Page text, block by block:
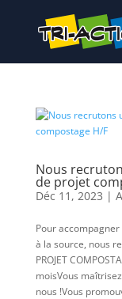
Nous
de projet
Déc 11, 2023 |
Pour
à la source, nous
PROJET
moisVous
nous !Vous